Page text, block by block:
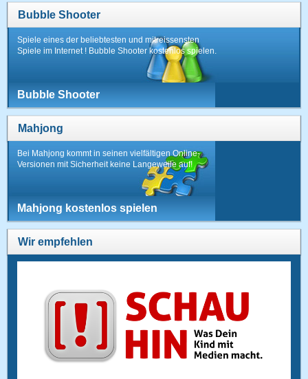
Bubble Shooter
Spiele eines der beliebtesten und mitreissensten
Spiele im Internet ! Bubble Shooter kostenlos spielen.
Bubble Shooter
Mahjong
Bei Mahjong kommt in seinen vielfältigen Online-
Versionen mit Sicherheit keine Langeweile auf!
Mahjong kostenlos spielen
Wir empfehlen